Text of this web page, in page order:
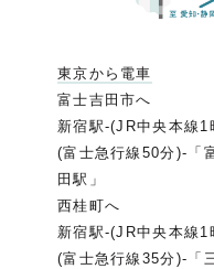
東京から電車
富士吉田市へ
新宿駅-(JR中央本線
(富士急行線50分)-「
田駅」
西桂町へ
新宿駅-(JR中央本線
(富士急行線35分)-「